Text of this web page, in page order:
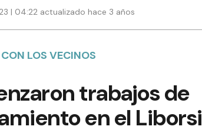
| 04:22 actualizado hace 3 años
LOS VECINOS
trabajos de
en el Liborsi